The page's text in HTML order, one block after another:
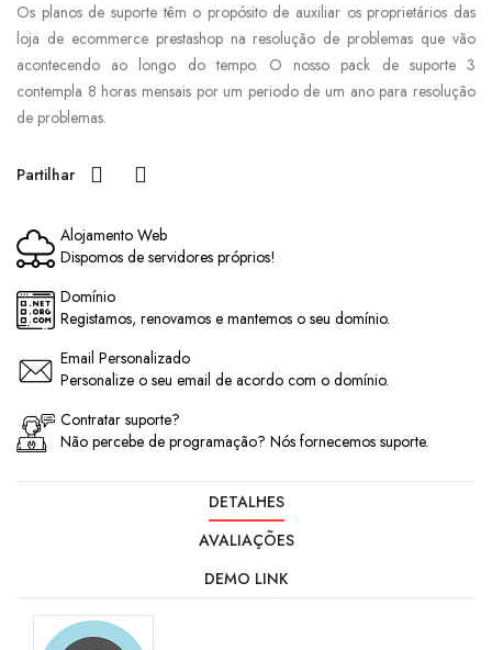
Os planos de suporte têm o propósito de auxiliar os proprietários das
loja de ecommerce prestashop na resolução de problemas que vão
acontecendo ao longo do tempo. O nosso pack de suporte 3
contempla 8 horas mensais por um periodo de um ano para resolução
de problemas.
Partilhar
Alojamento Web
Dispomos de servidores próprios!
Domínio
Registamos, renovamos e mantemos o seu domínio.
Email Personalizado
Personalize o seu email de acordo com o domínio.
Contratar suporte?
Não percebe de programação? Nós fornecemos suporte.
DETALHES
AVALIAÇÕES
DEMO LINK